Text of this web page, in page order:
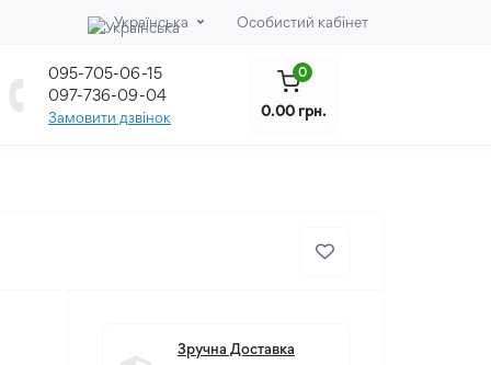
Українська Особистий кабінет
095-705-06-15
097-736-09-04
Замовити дзвінок
0
0.00 грн.
Зручна Доставка